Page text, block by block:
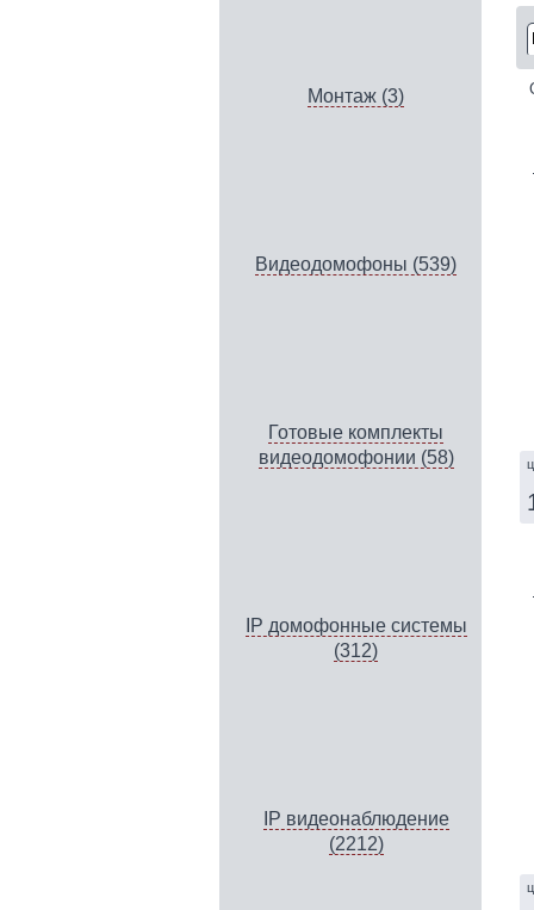
Монтаж (3)
Видеодомофоны (539)
Готовые комплекты
видеодомофонии (58)
IP домофонные системы
(312)
IP видеонаблюдение
(2212)